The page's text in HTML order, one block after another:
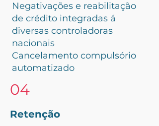
Negativações e reabilitação
de crédito integradas á
diversas controladoras
nacionais
Cancelamento compulsório
automatizado
04
Retenção